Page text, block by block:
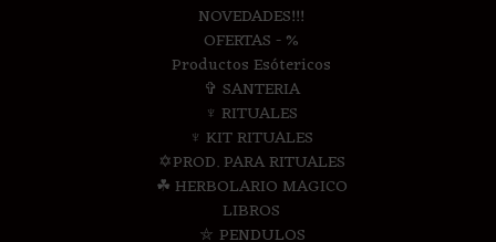
NOVEDADES!!!
OFERTAS - %
Productos Esótericos
✞ SANTERIA
♆ RITUALES
♆ KIT RITUALES
✡PROD. PARA RITUALES
☘ HERBOLARIO MAGICO
LIBROS
⛤ PENDULOS